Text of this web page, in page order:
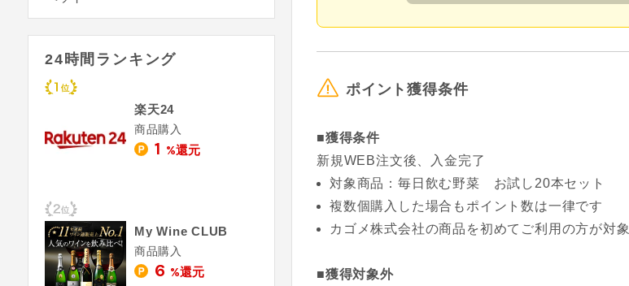
ポイント獲得条件
■獲得条件
新規WEB注文後、入金完了
対象商品：毎日飲む野菜 お試し20本セット
複数個購入した場合もポイント数は一律です
カゴメ株式会社の商品を初めてご利用の方が対象
■獲得対象外
24時間ランキング
楽天24
商品購入
1 %還元
My Wine CLUB
商品購入
6 %還元